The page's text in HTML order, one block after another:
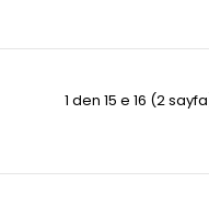
1 den 15 e 16 (2